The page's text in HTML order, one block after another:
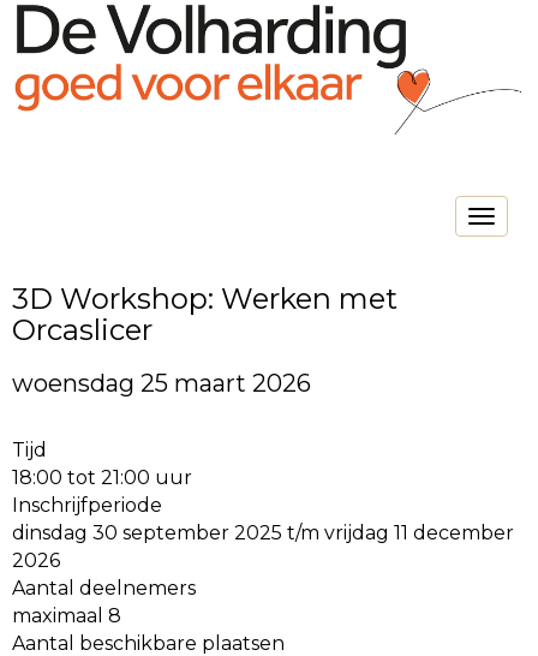
Toggle
3D Workshop: Werken met
Orcaslicer
woensdag 25 maart 2026
Tijd
18:00 tot 21:00 uur
Inschrijfperiode
dinsdag 30 september 2025 t/m vrijdag 11 december
2026
Aantal deelnemers
maximaal 8
Aantal beschikbare plaatsen